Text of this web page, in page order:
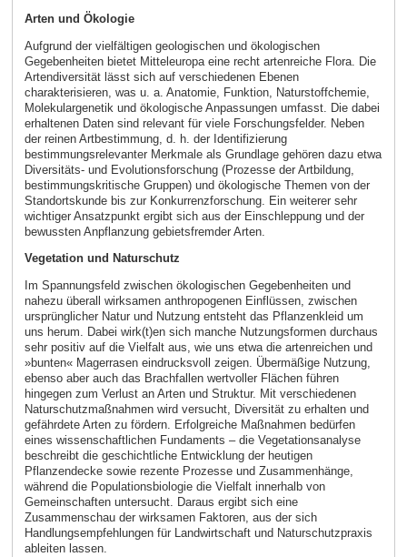
Arten und Ökologie
Aufgrund der vielfältigen geologischen und ökologischen
Gegebenheiten bietet Mitteleuropa eine recht artenreiche Flora. Die
Artendiversität lässt sich auf verschiedenen Ebenen
charakterisieren, was u. a. Anatomie, Funktion, Naturstoffchemie,
Molekulargenetik und ökologische Anpassungen umfasst. Die dabei
erhaltenen Daten sind relevant für viele Forschungsfelder. Neben
der reinen Artbestimmung, d. h. der Identifizierung
bestimmungsrelevanter Merkmale als Grundlage gehören dazu etwa
Diversitäts- und Evolutionsforschung (Prozesse der Artbildung,
bestimmungskritische Gruppen) und ökologische Themen von der
Standortskunde bis zur Konkurrenzforschung. Ein weiterer sehr
wichtiger Ansatzpunkt ergibt sich aus der Einschleppung und der
bewussten Anpflanzung gebietsfremder Arten.
Vegetation und Naturschutz
Im Spannungsfeld zwischen ökologischen Gegebenheiten und
nahezu überall wirksamen anthropogenen Einflüssen, zwischen
ursprünglicher Natur und Nutzung entsteht das Pflanzenkleid um
uns herum. Dabei wirk(t)en sich manche Nutzungsformen durchaus
sehr positiv auf die Vielfalt aus, wie uns etwa die artenreichen und
»bunten« Magerrasen eindrucksvoll zeigen. Übermäßige Nutzung,
ebenso aber auch das Brachfallen wertvoller Flächen führen
hingegen zum Verlust an Arten und Struktur. Mit verschiedenen
Naturschutzmaßnahmen wird versucht, Diversität zu erhalten und
gefährdete Arten zu fördern. Erfolgreiche Maßnahmen bedürfen
eines wissenschaftlichen Fundaments – die Vegetationsanalyse
beschreibt die geschichtliche Entwicklung der heutigen
Pflanzendecke sowie rezente Prozesse und Zusammenhänge,
während die Populationsbiologie die Vielfalt innerhalb von
Gemeinschaften untersucht. Daraus ergibt sich eine
Zusammenschau der wirksamen Faktoren, aus der sich
Handlungsempfehlungen für Landwirtschaft und Naturschutzpraxis
ableiten lassen.